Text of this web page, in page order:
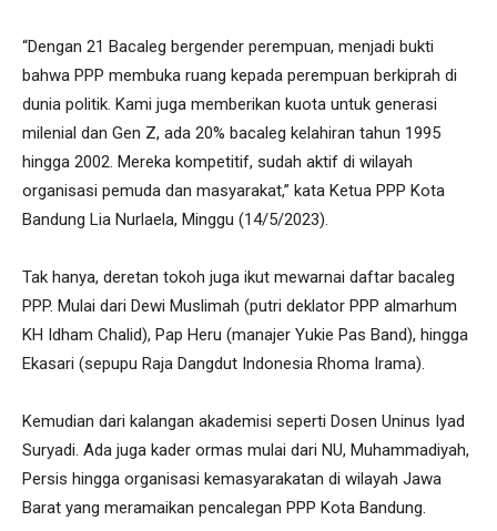
“Dengan 21 Bacaleg bergender perempuan, menjadi bukti
bahwa PPP membuka ruang kepada perempuan berkiprah di
dunia politik. Kami juga memberikan kuota untuk generasi
milenial dan Gen Z, ada 20% bacaleg kelahiran tahun 1995
hingga 2002. Mereka kompetitif, sudah aktif di wilayah
organisasi pemuda dan masyarakat,” kata Ketua PPP Kota
Bandung Lia Nurlaela, Minggu (14/5/2023).
Tak hanya, deretan tokoh juga ikut mewarnai daftar bacaleg
PPP. Mulai dari Dewi Muslimah (putri deklator PPP almarhum
KH Idham Chalid), Pap Heru (manajer Yukie Pas Band), hingga
Ekasari (sepupu Raja Dangdut Indonesia Rhoma Irama).
Kemudian dari kalangan akademisi seperti Dosen Uninus Iyad
Suryadi. Ada juga kader ormas mulai dari NU, Muhammadiyah,
Persis hingga organisasi kemasyarakatan di wilayah Jawa
Barat yang meramaikan pencalegan PPP Kota Bandung.